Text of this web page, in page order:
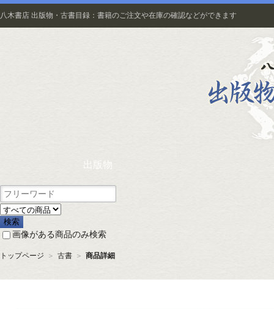
八木書店 出版物・古書目録：書籍のご注文や在庫の確認などができます
出版物
画像がある商品のみ検索
トップページ ＞ 古書 ＞ 商品詳細